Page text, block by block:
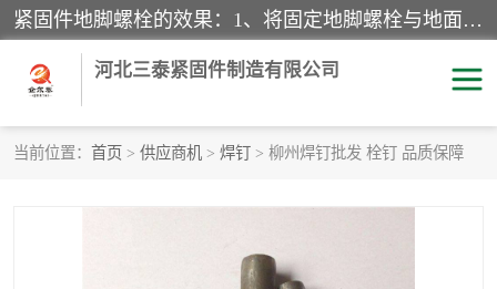
紧固件地脚螺栓的效果：1、将固定地脚螺栓与地面用水泥等物品灌溉在一起，可用来固定较小振荡和冲击的设备。2、活动地脚是一种可拆卸的地脚螺栓，可以固定有激烈振荡和冲击的大型机器设备。3、胀锚地脚螺栓用于固定比较简略且重量轻的设备，辅佐设备长期处于静止状态下。4、粘接地脚螺栓为一种使用广泛且常见的设备，它也是用来固定简略设备的小件。
河北三泰紧固件制造有限公司
当前位置： 首页 > 供应商机 > 焊钉 > 柳州焊钉批发 栓钉 品质保障